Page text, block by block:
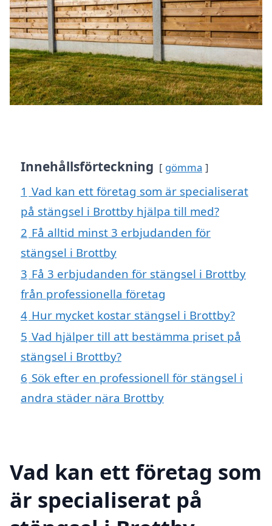
Innehållsförteckning gömma
1 Vad kan ett företag som är specialiserat
på stängsel i Brottby hjälpa till med?
2 Få alltid minst 3 erbjudanden för
stängsel i Brottby
3 Få 3 erbjudanden för stängsel i Brottby
från professionella företag
4 Hur mycket kostar stängsel i Brottby?
5 Vad hjälper till att bestämma priset på
stängsel i Brottby?
6 Sök efter en professionell för stängsel i
andra städer nära Brottby
Vad kan ett företag som
är specialiserat på